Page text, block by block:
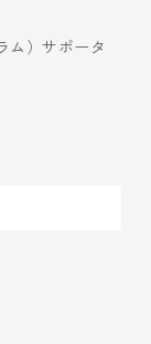
ム）サポータ